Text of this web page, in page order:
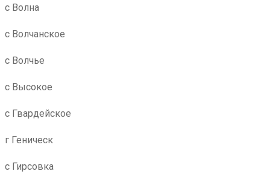
с Волна
с Волчанское
с Волчье
с Высокое
с Гвардейское
г Геническ
с Гирсовка